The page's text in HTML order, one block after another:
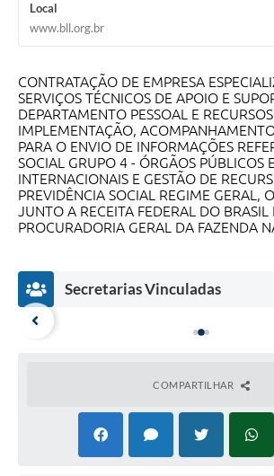
Meio Ambiente
Saúde
A Prefeitura
Plano de Contingência 2024-2025 Lins/SP
Tributos
Local
www.bll.org.br
CONTRATAÇÃO DE EMPRESA
SERVIÇOS TÉCNICOS DE APOIO E
DEPARTAMENTO PESSOAL E
IMPLEMENTAÇÃO,
PARA O ENVIO DE INFORMAÇÕES
SOCIAL GRUPO 4 - ÓRGÃOS PÚBLICOS
INTERNACIONAIS E GESTÃO DE
PREVIDÊNCIA SOCIAL REGIME GERAL,
JUNTO A RECEITA FEDERAL DO BRASIL
PROCURADORIA GERAL DA FAZENDA
Secretarias Vinculadas
COMPARTILHAR